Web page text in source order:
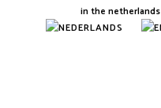
in the netherlands